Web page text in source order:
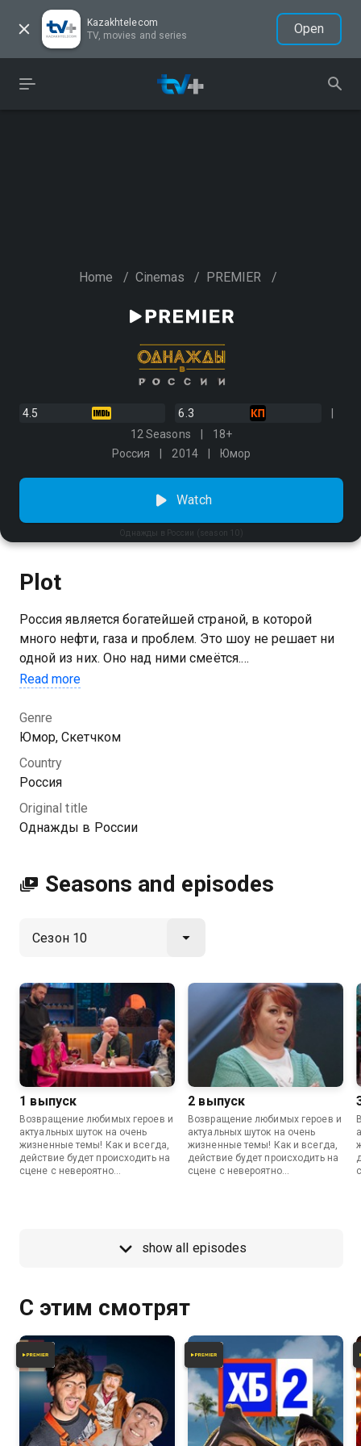
Kazakhtelecom
TV, movies and series
Open
Home / Cinemas / PREMIER /
4.5
6.3
12 Seasons
18+
Россия
2014 Юмор
Однажды в России (season 10)
Watch
Plot
Россия является богатейшей страной, в которой
много нефти, газа и проблем. Это шоу не решает ни
одной из них. Оно над ними смеётся.
России online for free in good HD quality on
Kazakhtelecom.
Read more
Genre
Юмор, Скетчком
Country
Россия
Original title
Однажды в России
Seasons and episodes
1 выпуск
Возвращение любимых героев и
актуальных шуток на очень
жизненные темы! Как и всегда,
действие будет происходить на
сцене с невероятно
2 выпуск
Возвращение любимых героев и
актуальных шуток на очень
жизненные темы! Как и всегда,
действие будет происходить на
сцене с невероятно
show all episodes
С этим смотрят